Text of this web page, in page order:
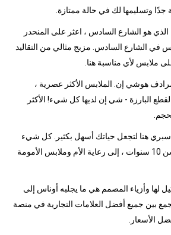
جدًا وتسليمها لك في حالة ممتازة.
الذي هو الشارع السادس ، اعثر على المنحدر
في الشارع السادس. مزيج مثالي من التقاليد
ملابس لأي مناسبة هنا.
هوشي إن. الملابس الأكثر عصرية ،
البارزة - شي إن لديها كل شيء! الأكثر
سبري هنا لتجعل حياتك أسهل بكثير. كل شيء
من رعاية الأطفال حتى سن 10 سنوات ، إلى رعاية الأم وملابس الأمومة
لها وأزياء المصمم هي ما يجلبه أوناس إلى
بين جميع أفضل العلامات التجارية في منصة
الأسعار.